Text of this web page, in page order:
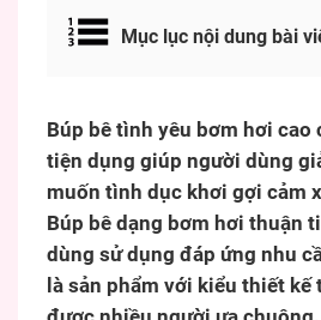
Mục lục nội dung bài
Búp bê tình yêu bơm hơi cao
tiện dụng giúp người dùng
muốn tình dục khơi gợi cảm
Búp bê dạng bơm hơi thuận
dùng sử dụng đáp ứng nhu
là sản phẩm với kiểu thiết kế